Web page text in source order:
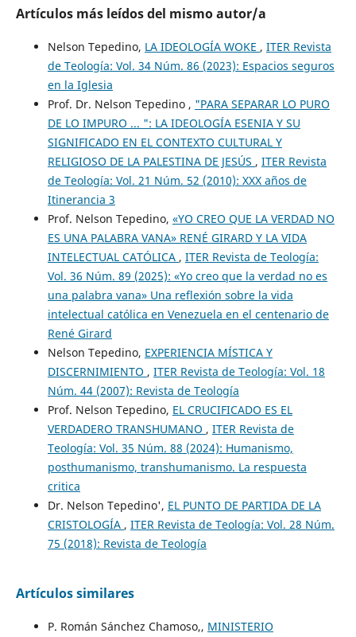
Artículos más leídos del mismo autor/a
Nelson Tepedino, LA IDEOLOGÍA WOKE , ITER Revista
de Teología: Vol. 34 Núm. 86 (2023): Espacios seguros
en la Iglesia
Prof. Dr. Nelson Tepedino , "PARA SEPARAR LO PURO
DE LO IMPURO ... ": LA IDEOLOGÍA ESENIA Y SU
SIGNIFICADO EN EL CONTEXTO CULTURAL Y
RELIGIOSO DE LA PALESTINA DE JESÚS , ITER Revista
de Teología: Vol. 21 Núm. 52 (2010): XXX años de
Itinerancia 3
Prof. Nelson Tepedino, «YO CREO QUE LA VERDAD NO
ES UNA PALABRA VANA» RENÉ GIRARD Y LA VIDA
INTELECTUAL CATÓLICA , ITER Revista de Teología:
Vol. 36 Núm. 89 (2025): «Yo creo que la verdad no es
una palabra vana» Una reflexión sobre la vida
intelectual católica en Venezuela en el centenario de
René Girard
Nelson Tepedino, EXPERIENCIA MÍSTICA Y
DISCERNIMIENTO , ITER Revista de Teología: Vol. 18
Núm. 44 (2007): Revista de Teología
Prof. Nelson Tepedino, EL CRUCIFICADO ES EL
VERDADERO TRANSHUMANO , ITER Revista de
Teología: Vol. 35 Núm. 88 (2024): Humanismo,
posthumanismo, transhumanismo. La respuesta
critica
Dr. Nelson Tepedino', EL PUNTO DE PARTIDA DE LA
CRISTOLOGÍA , ITER Revista de Teología: Vol. 28 Núm.
75 (2018): Revista de Teología
Artículos similares
P. Román Sánchez Chamoso,, MINISTERIO